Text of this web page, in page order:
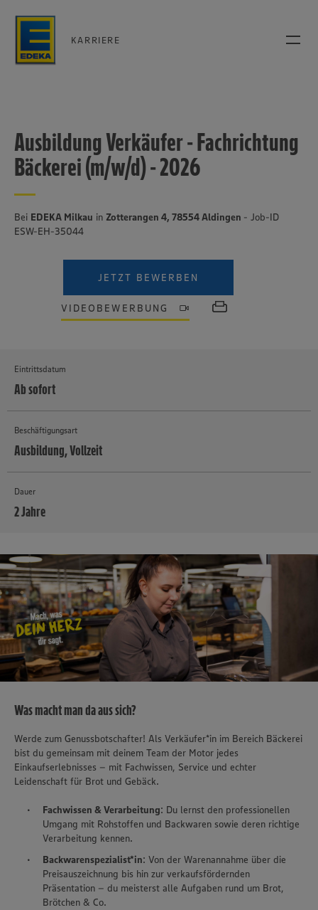
KARRIERE
Ausbildung Verkäufer - Fachrichtung
Bäckerei (m/w/d) - 2026
Bei EDEKA Milkau in Zotterangen 4, 78554 Aldingen - Job-ID
ESW-EH-35044
JETZT BEWERBEN
VIDEOBEWERBUNG
Eintrittsdatum
Ab sofort
Beschäftigungsart
Ausbildung, Vollzeit
Dauer
2 Jahre
Was macht man da aus sich?
Werde zum Genussbotschafter! Als Verkäufer*in im Bereich Bäckerei
bist du gemeinsam mit deinem Team der Motor jedes
Einkaufserlebnisses – mit Fachwissen, Service und echter
Leidenschaft für Brot und Gebäck.
Fachwissen & Verarbeitung: Du lernst den professionellen
Umgang mit Rohstoffen und Backwaren sowie deren richtige
Verarbeitung kennen.
Backwarenspezialist*in: Von der Warenannahme über die
Preisauszeichnung bis hin zur verkaufsfördernden
Präsentation – du meisterst alle Aufgaben rund um Brot,
Brötchen & Co.